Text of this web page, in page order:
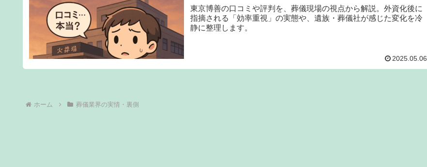
東京博善の口コミや評判を、葬儀現場の視点から解説。外資化後に
指摘される「効率重視」の実態や、遺族・葬儀社が感じた変化を冷
静に整理します。
2025.05.06
ホーム 葬儀業界の実情・裏側